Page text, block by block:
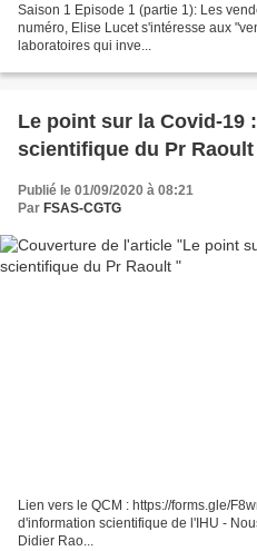
Saison 1 Episode 1 (partie 1): Les
numéro, Elise Lucet s'intéresse aux
laboratoires qui inve...
Le point sur la Covid-19
scientifique du Pr Raoult
Publié le 01/09/2020 à 08:21
Par FSAS-CGTG
Lien vers le QCM : https://forms.gle/
d'information scientifique de l'IHU -
Didier Rao...